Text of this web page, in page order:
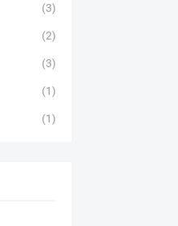
(3)
(2)
(3)
(1)
(1)